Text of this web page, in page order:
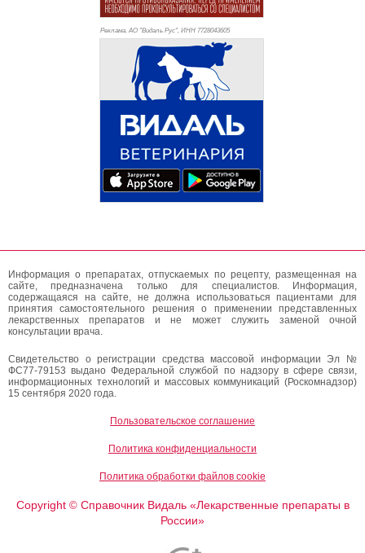
Реклама. АО "Видаль Рус", ИНН 7728043605
Информация о препаратах, отпускаемых по рецепту, размещенная на
сайте, предназначена только для специалистов. Информация,
содержащаяся на сайте, не должна использоваться пациентами для
принятия самостоятельного решения о применении представленных
лекарственных препаратов и не может служить заменой очной
консультации врача.
Свидетельство о регистрации средства массовой информации Эл №
ФС77-79153 выдано Федеральной службой по надзору в сфере связи,
информационных технологий и массовых коммуникаций (Роскомнадзор)
15 сентября 2020 года.
Пользовательское соглашение
Политика конфиденциальности
Политика обработки файлов cookie
Copyright ©Справочник Видаль «Лекарственные препараты в
России»